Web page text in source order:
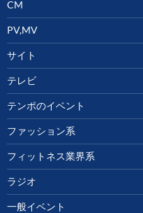
CM
PV,MV
サイト
テレビ
テンポのイベント
ファッション系
フィットネス業界系
ラジオ
一般イベント